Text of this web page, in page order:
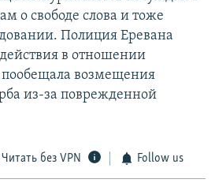
о свободе слова и тоже
Полиция Еревана
в отношении
возмещения
из-за поврежденной
Читать без VPN Follow us